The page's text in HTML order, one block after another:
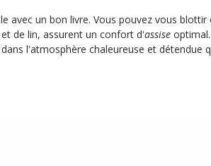
un bon livre. Vous pouvez vous blottir
de lin, assurent un confort d'assise optimal.
l'atmosphère chaleureuse et détendue